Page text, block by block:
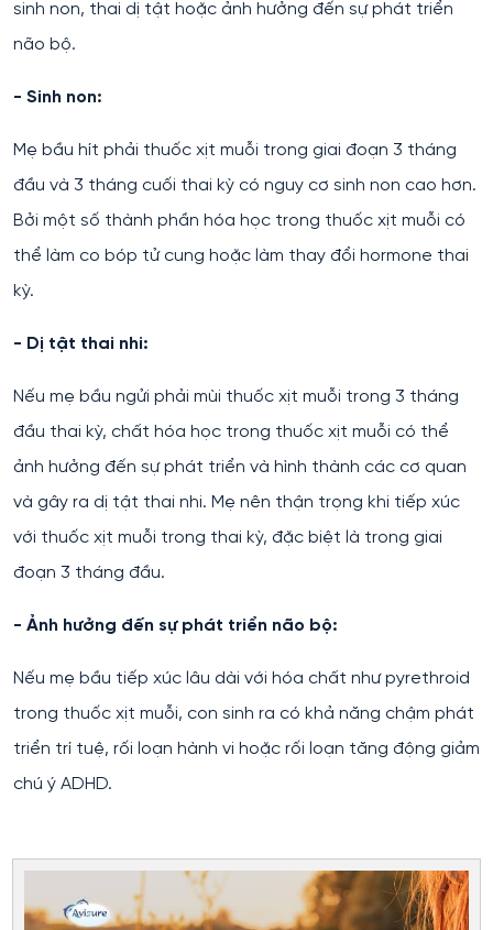
sinh non, thai dị tật hoặc ảnh hưởng đến sự phát triển
não bộ.
- Sinh non:
Mẹ bầu hít phải thuốc xịt muỗi trong giai đoạn 3 tháng
đầu và 3 tháng cuối thai kỳ có nguy cơ sinh non cao hơn.
Bởi một số thành phần hóa học trong thuốc xịt muỗi có
thể làm co bóp tử cung hoặc làm thay đổi hormone thai
kỳ.
- Dị tật thai nhi:
Nếu mẹ bầu ngửi phải mùi thuốc xịt muỗi trong 3 tháng
đầu thai kỳ, chất hóa học trong thuốc xịt muỗi có thể
ảnh hưởng đến sự phát triển và hình thành các cơ quan
và gây ra dị tật thai nhi. Mẹ nên thận trọng khi tiếp xúc
với thuốc xịt muỗi trong thai kỳ, đặc biệt là trong giai
đoạn 3 tháng đầu.
- Ảnh hưởng đến sự phát triển não bộ:
Nếu mẹ bầu tiếp xúc lâu dài với hóa chất như pyrethroid
trong thuốc xịt muỗi, con sinh ra có khả năng chậm phát
triển trí tuệ, rối loạn hành vi hoặc rối loạn tăng động giảm
chú ý ADHD.